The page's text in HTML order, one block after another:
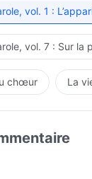
vol. 1 :
vol. 7 : Sur la
chœur La